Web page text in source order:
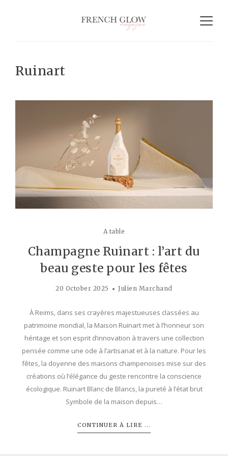
Ruinart
A table
Champagne Ruinart : l’art du
beau geste pour les fêtes
20 October 2025 Julien Marchand
À Reims, dans ses crayères majestueuses classées au
patrimoine mondial, la Maison Ruinart met à l’honneur son
héritage et son esprit d’innovation à travers une collection
pensée comme une ode à l’artisanat et à la nature. Pour les
fêtes, la doyenne des maisons champenoises mise sur des
créations où l’élégance du geste rencontre la conscience
écologique. Ruinart Blanc de Blancs, la pureté à l’état brut
Symbole de la maison depuis…
CONTINUER À LIRE ...